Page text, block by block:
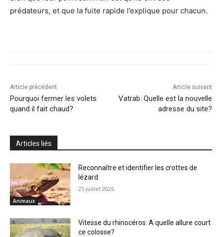
prédateurs, et que la fuite rapide l’explique pour chacun.
Article précédent
Pourquoi fermer les volets
quand il fait chaud?
Article suivant
Vatrab: Quelle est la nouvelle
adresse du site?
Articles liés
Animaux
Reconnaître et identifier les crottes de
lézard
25 juillet 2026
Vitesse du rhinocéros: A quelle allure court
ce colosse?